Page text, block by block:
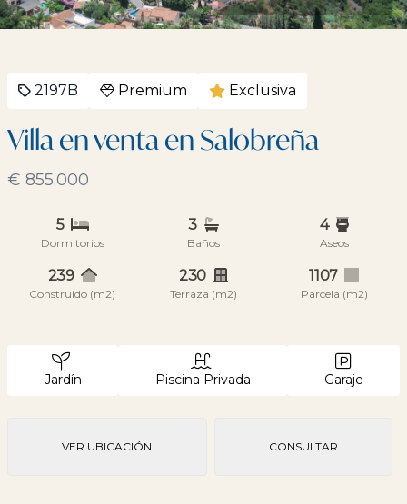
2197B Premium Exclusiva
Villa en venta en Salobreña
€ 855.000
5
Dormitorios
3
Baños
4
Aseos
239
Construido (m2)
230
Terraza (m2)
1107
Parcela (m2)
Jardín Piscina Privada Garaje
VER UBICACIÓN CONSULTAR